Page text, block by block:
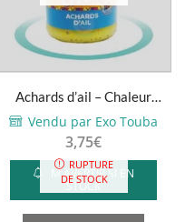
Achards d’ail – Chaleur
Créole – 200g
Vendu par Exo Touba
3,75€
RUPTURE
DE STOCK
M'AVERTIR SI EN
STOCK